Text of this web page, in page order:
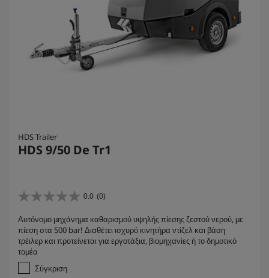
HDS Trailer
HDS 9/50 De Tr1
0.0 (0)
0
0
α
π
ό
Αυτόνομο μηχάνημα καθαρισμού υψηλής πίεσης ζεστού νερού, με
πίεση στα 500 bar! Διαθέτει ισχυρό κινητήρα ντίζελ και βάση
τρέιλερ και προτείνεται για εργοτάξια, βιομηχανίες ή το δημοτικό
τομέα
Σύγκριση